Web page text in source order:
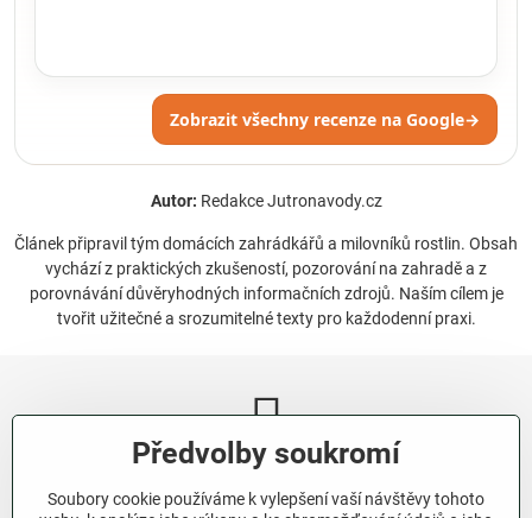
Zobrazit všechny recenze na Google→
Autor: Redakce Jutronavody.cz
Článek připravil tým domácích zahrádkářů a milovníků rostlin. Obsah
vychází z praktických zkušeností, pozorování na zahradě a z
porovnávání důvěryhodných informačních zdrojů. Naším cílem je
tvořit užitečné a srozumitelné texty pro každodenní praxi.
Newsletter
Odebírat naše novinky:
Předvolby soukromí
Soubory cookie používáme k vylepšení vaší návštěvy tohoto